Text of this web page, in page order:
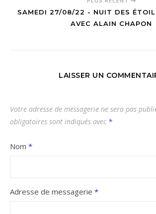
SAMEDI 27/08/22 - NUIT DES
AVEC ALAIN CHAPON
LAISSER UN
Votre adresse de messagerie ne sera pas
obligatoires sont indiqués avec *
Nom *
Adresse de messagerie *